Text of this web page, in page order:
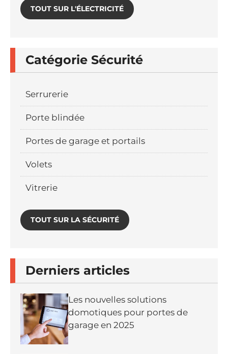
TOUT SUR L'ÉLECTRICITÉ
Catégorie Sécurité
Serrurerie
Porte blindée
Portes de garage et portails
Volets
Vitrerie
TOUT SUR LA SÉCURITÉ
Derniers articles
Les nouvelles solutions
domotiques pour portes de
garage en 2025